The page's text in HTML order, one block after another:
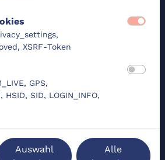
XSRF-Token
GPS,
HSID, SID, LOGIN_INFO,
Auswahl
Alle
Lübeck
navigate_next